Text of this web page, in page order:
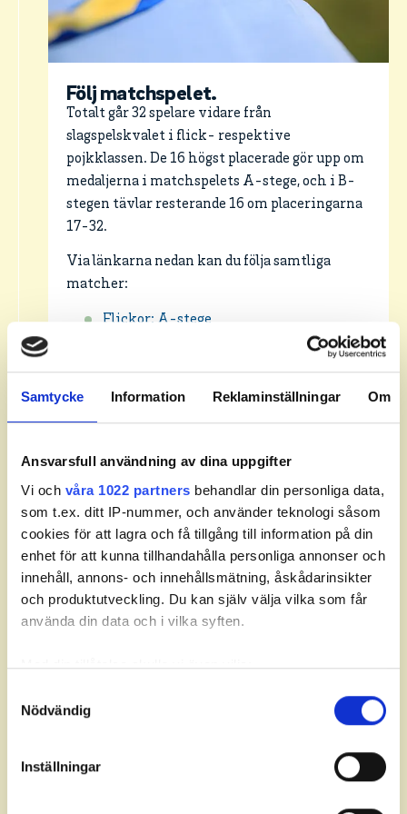
Samtycke Information Reklaminställningar Om
Ansvarsfull användning av dina uppgifter
Vi och våra 1022 partners behandlar din personliga data,
som t.ex. ditt IP-nummer, och använder teknologi såsom
cookies för att lagra och få tillgång till information på din
enhet för att kunna tillhandahålla personliga annonser och
innehåll, annons- och innehållsmätning, åskådarinsikter
och produktutveckling. Du kan själv välja vilka som får
använda din data och i vilka syften.
Med din tillåtelse skulle vi även vilja:
kan ha en noggrannhet på upp till flera meter
Ta reda på mer om hur dina personliga uppgifter
Nödvändig
Inställningar
Följ matchspelet.
Totalt går 32 spelare vidare från
slagspelskvalet i flick- respektive
pojkklassen. De 16 högst placerade gör upp om
medaljerna i matchspelets A-stege, och i B-
stegen tävlar resterande 16 om placeringarna
17-32.
Via länkarna nedan kan du följa samtliga
matcher:
Flickor: A-stege
Pojkar: B-stege
Om JSM Match.
matchspel spelas årligen som en av
den högsta av tourens fyra nivåer. Tävlingen
är ett av två individuella juniormästerskap i
golf och spelas i två klasser (flickor och pojkar)